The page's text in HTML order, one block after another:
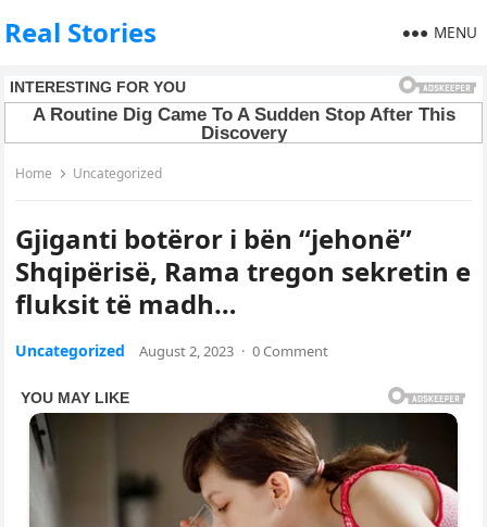
Real Stories MENU
Home Uncategorized
Gjiganti botëror i bën “jehonë”
Shqipërisë, Rama tregon sekretin e
fluksit të madh…
Uncategorized August 2, 2023 · 0 Comment